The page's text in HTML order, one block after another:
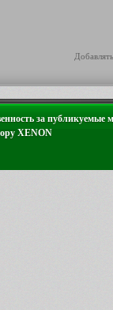
за публикуемые
XENON